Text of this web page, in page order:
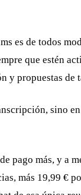
es de todos
que estén
y propuestas de
sino
pago más, y a
más 19,99 €